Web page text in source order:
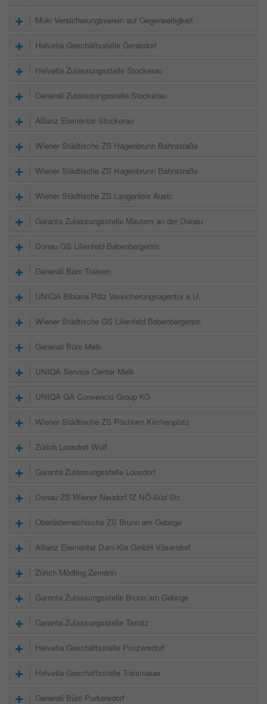
Muki Versicherungsverein auf Gegenseitigkeit
Helvetia Geschäftsstelle Gerasdorf
Helvetia Zulassungsstelle Stockerau
Generali Zulasssungsstelle Stockerau
Allianz Elementar Stockerau
Wiener Städtische ZS Hagenbrunn Bahnstraße
Wiener Städtische ZS Hagenbrunn Bahnstraße
Wiener Städtische ZS Langenlois Austr.
Garanta Zulassungsstelle Mautern an der Donau
Donau GS Lilienfeld Babenbergerstr.
Generali Büro Traisen
UNIQA Bibiana Pölz Versicherungsagentur e.U.
Wiener Städtische GS Lilienfeld Babenbergerstr.
Generali Büro Melk
UNIQA Service Center Melk
UNIQA GA Convencio Group KG
Wiener Städtische ZS Pöchlarn Kirchenplatz
Zürich Loosdorf Wolf
Garanta Zulassungsstelle Loosdorf
Donau ZS Wiener Neudorf IZ NÖ-Süd Str.
Oberösterreichische ZS Brunn am Gebirge
Allianz Elementar Dani-Kla GmbH Vösendorf
Zürich Mödling Zemann
Garanta Zulassungsstelle Brunn am Gebirge
Garanta Zulassungsstelle Ternitz
Helvetia Geschäftsstelle Prinzersdorf
Helvetia Geschäftsstelle Traismauer
Generali Büro Purkersdorf